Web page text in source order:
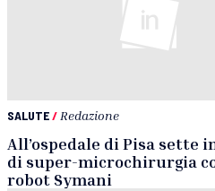
SALUTE/ Redazione
All’ospedale di Pisa sette
di super-microchirurgia
robot Symani